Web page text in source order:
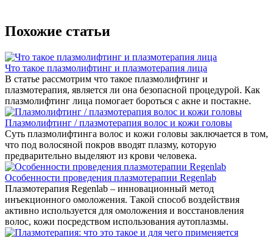
Похожие статьи
Что такое плазмолифтинг и плазмотерапия лица
В статье рассмотрим что такое плазмолифтинг и
плазмотерапия, является ли она безопасной процедурой. Как
плазмолифтинг лица помогает бороться с акне и постакне.
Плазмолифтинг / плазмотерапия волос и кожи головы
Суть плазмолифтинга волос и кожи головы заключается в том,
что под волосяной покров вводят плазму, которую
предварительно выделяют из крови человека.
Особенности проведения плазмотерапии Regenlab
Плазмотерапия Regenlab – инновационный метод
инъекционного омоложения. Такой способ воздействия
активно используется для омоложения и восстановления
волос, кожи посредством использования аутоплазмы.